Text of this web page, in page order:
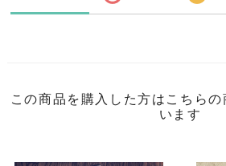
この商品を購入した方はこちら
います